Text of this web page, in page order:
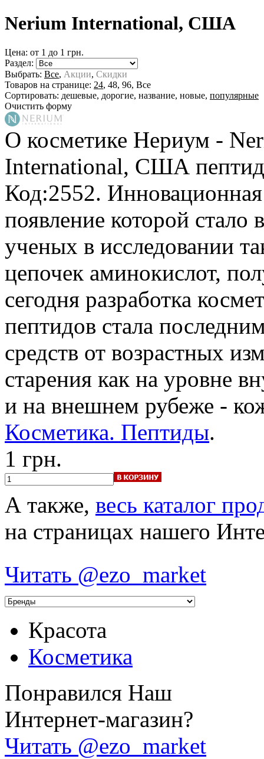
Nerium International, США
Цена: от 1 до 1 грн.
Раздел:
Выбрать: Все, Акции, Скидки
Товаров на странице: 24, 48, 96, Все
Сортировать: дешевые, дорогие, название, новые, популярные
Очистить форму
О косметике Нериум -
International, США
Код:2552.
появление которой
ученых в исследовании
цепочек аминокислот,
сегодня разработка
пептидов стала
средств от возрастных
старения как на уровне
и на внешнем рубеже -
Косметика. Пептиды.
1 грн.
А также, весь каталог
на страницах нашего
Читать @ezo_market
Красота
Косметика
Понравился Наш
Интернет-магазин?
Читать @ezo_market